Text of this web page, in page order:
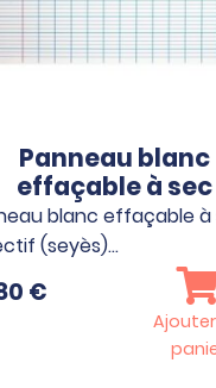
Panneau blanc
effaçable à sec
blanc effaçable à
(seyès)…
€